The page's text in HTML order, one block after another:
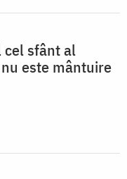
cel sfânt al
este mântuire